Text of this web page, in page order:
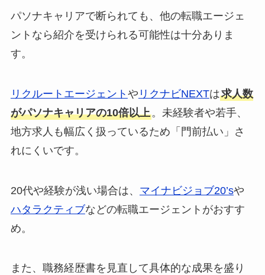
パソナキャリアで断られても、他の転職エージェ
ントなら紹介を受けられる可能性は十分ありま
す。
リクルートエージェント や リクナビNEXTは求人数
がパソナキャリアの10倍以上。未経験者や若手、
地方求人も幅広く扱っているため「門前払い」さ
れにくいです。
20代や経験が浅い場合は、 マイナビジョブ20’sや
ハタラクティブなどの転職エージェントがおすす
め。
また、職務経歴書を見直して具体的な成果を盛り